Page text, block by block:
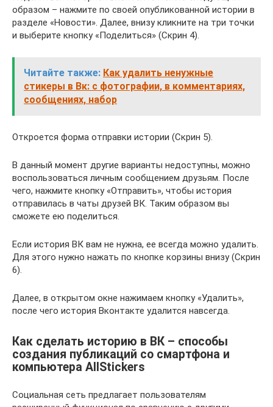
образом – нажмите по своей опубликованной истории в
разделе «Новости». Далее, внизу кликните на три точки
и выберите кнопку «Поделиться» (Скрин 4).
Читайте также: Как удалить ненужные
стикеры в Вк: с фотографии, в комментариях,
сообщениях, набор
Откроется форма отправки истории (Скрин 5).
В данный момент другие варианты недоступны, можно
воспользоваться личным сообщением друзьям. После
чего, нажмите кнопку «Отправить», чтобы история
отправилась в чаты друзей ВК. Таким образом вы
сможете ею поделиться.
Если история ВК вам не нужна, ее всегда можно удалить.
Для этого нужно нажать по кнопке корзины внизу (Скрин
6).
Далее, в открытом окне нажимаем кнопку «Удалить»,
после чего история Вконтакте удалится навсегда.
Как сделать историю в ВК – способы
создания публикаций со смартфона и
компьютера AllStickers
Социальная сеть предлагает пользователям